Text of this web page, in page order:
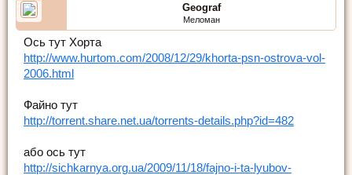
Geograf
Меломан
Ось тут Хорта
http://www.hurtom.com/2008/12/29/khorta-psn-ostrova-vol-
2006.html
Файно тут
http://torrent.share.net.ua/torrents-details.php?id=482
або ось тут
http://sichkarnya.org.ua/2009/11/18/fajno-i-ta-lyubov-